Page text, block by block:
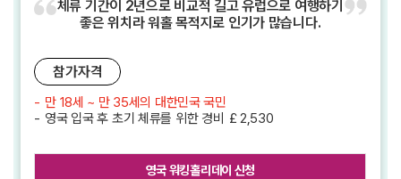
체류 기간이 2년으로 비교적 길고 유럽으로 여행하기
좋은 위치라 워홀 목적지로 인기가 많습니다.
참가자격
- 만 18세 ~ 만 35세의 대한민국 국민
- 영국 입국 후 초기 체류를 위한 경비 ￡2,530
영국 워킹홀리데이 신청